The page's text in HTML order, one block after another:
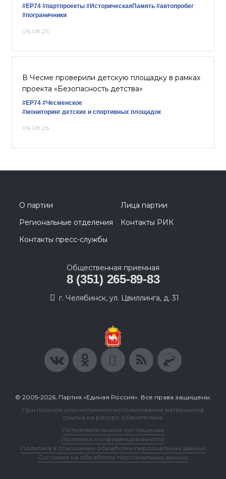
#ЕР74 #партпроекты #ИсторическаяПамять #автопробег
#пограничники
06.08.26
В Чесме проверили детскую площадку в рамках
проекта «Безопасность детства»
#ЕР74 #Чесменское
#мониторинг детских и спортивных площадок
06.08.26
О партии
Лица партии
Региональные отделения
Контакты РИК
Контакты пресс-службы
Общественная приемная
8 (351) 265-89-83
г. Челябинск, ул. Цвиллинга, д. 31
© 2005-2026, Партия «Единая Россия». Все права защищены.
При полном или частичном использовании материалов
ссылка на ресурс обязательна.
Пользовательское соглашение
Политика конфиденциальности
Политика в отношении обработки персональных данных
Согласие на обработку персональных данных